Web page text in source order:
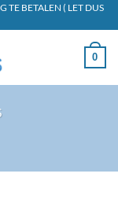
TE BETALEN ( LET DUS
0